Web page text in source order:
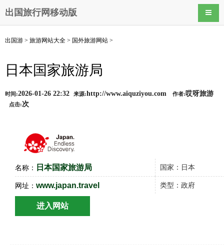
出国旅行网移动版 导航
出国游 > 旅游网站大全 > 国外旅游网站 >
日本国家旅游局
时间:2026-01-26 22:32 来源:http://www.aiquziyou.com 作者:哎呀旅游
点击:次
名称： 日本国家旅游局 国家：日本
网址： www.japan.travel 类型：政府
进入网站